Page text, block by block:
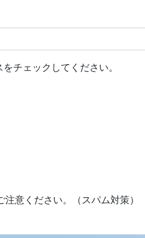
チェックしてください。
意ください。（スパム対策）